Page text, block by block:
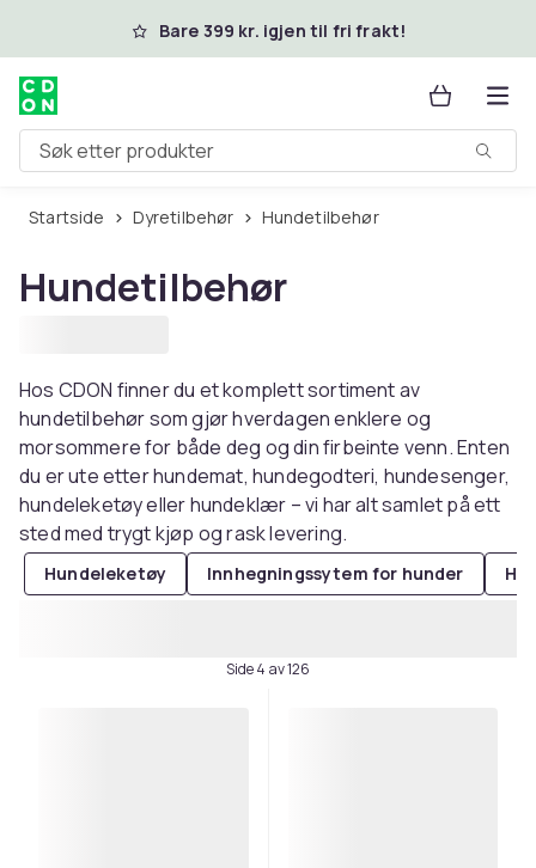
Hopp til hovedinnholdBare 399 kr. igjen til fri frakt!
Søk etter produkter
Startside Dyretilbehør Hundetilbehør
Hundetilbehør
Hos CDON finner du et komplett sortiment av
hundetilbehør som gjør hverdagen enklere og
morsommere for både deg og din firbeinte venn. Enten
du er ute etter hundemat, hundegodteri, hundesenger,
hundeleketøy eller hundeklær – vi har alt samlet på ett
sted med trygt kjøp og rask levering.
Hundeleketøy Innhegningssytem for hunder
Side 4 av 126